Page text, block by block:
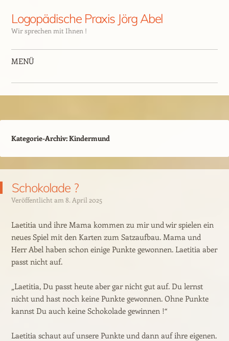
Logopädische Praxis Jörg Abel
Wir sprechen mit Ihnen !
MENÜ
Kategorie-Archiv:Kindermund
Schokolade ?
Veröffentlicht am 8. April 2025
Laetitia und ihre Mama kommen zu mir und wir spielen ein
neues Spiel mit den Karten zum Satzaufbau. Mama und
Herr Abel haben schon einige Punkte gewonnen. Laetitia aber
passt nicht auf.
„Laetitia, Du passt heute aber gar nicht gut auf. Du lernst
nicht und hast noch keine Punkte gewonnen. Ohne Punkte
kannst Du auch keine Schokolade gewinnen !“
Laetitia schaut auf unsere Punkte und dann auf ihre eigenen.